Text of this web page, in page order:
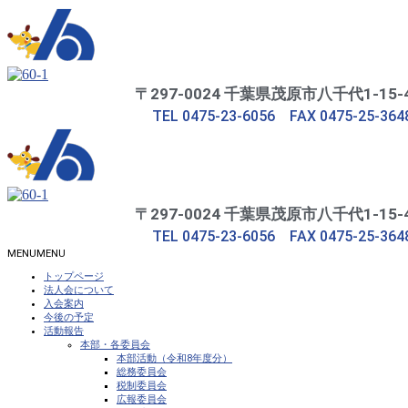
〒297-0024 千葉県茂原市八千代1-15-
TEL 0475-23-6056 FAX 0475-25-
〒297-0024 千葉県茂原市八千代1-15-
TEL 0475-23-6056 FAX 0475-25-
MENUMENU
トップページ
法人会について
入会案内
今後の予定
活動報告
本部・各委員会
本部活動（令和8年度分）
総務委員会
税制委員会
広報委員会